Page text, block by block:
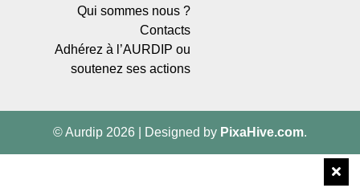
Qui sommes nous ?
Contacts
Adhérez à l’AURDIP ou
soutenez ses actions
© Aurdip 2026 Designed by PixaHive.com.